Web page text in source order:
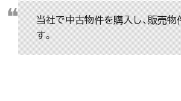
当社で中古物件を購入し、販売
す。